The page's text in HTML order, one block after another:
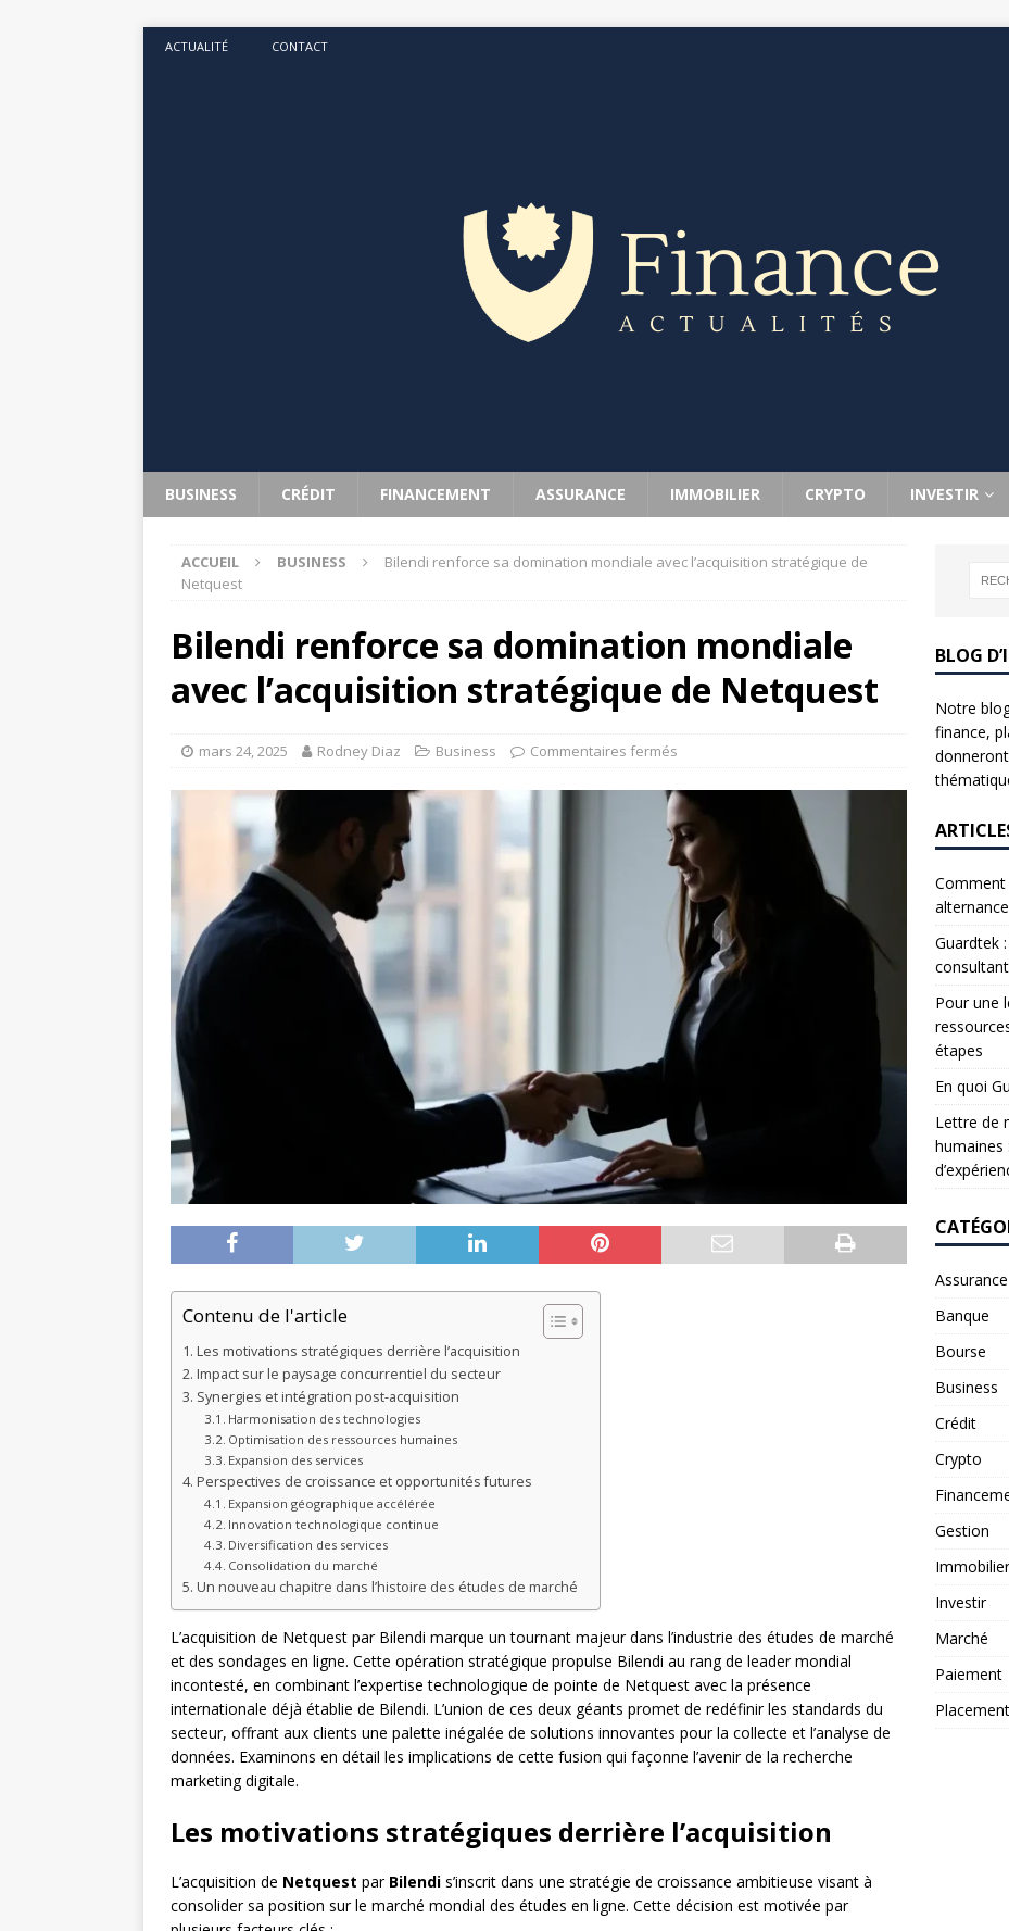
ACTUALITÉ CONTACT
BUSINESS CRÉDIT FINANCEMENT ASSURANCE IMMOBILIER CRYPTO INVESTIR
ACCUEIL BUSINESS
Bilendi renforce sa domination mondiale avec l’acquisition stratégique de
Netquest
Bilendi renforce sa domination mondiale
avec l’acquisition stratégique de Netquest
mars 24, 2025 Rodney Diaz Business Commentaires fermés
Contenu de l'article
Les motivations stratégiques derrière l’acquisition
Impact sur le paysage concurrentiel du secteur
Synergies et intégration post-acquisition
Harmonisation des technologies
Optimisation des ressources humaines
Expansion des services
Perspectives de croissance et opportunités futures
Expansion géographique accélérée
Innovation technologique continue
Diversification des services
Consolidation du marché
Un nouveau chapitre dans l’histoire des études de marché
L’acquisition de Netquest par Bilendi marque un tournant majeur dans l’industrie des études de marché
et des sondages en ligne. Cette opération stratégique propulse Bilendi au rang de leader mondial
incontesté, en combinant l’expertise technologique de pointe de Netquest avec la présence
internationale déjà établie de Bilendi. L’union de ces deux géants promet de redéfinir les standards du
secteur, offrant aux clients une palette inégalée de solutions innovantes pour la collecte et l’analyse de
données. Examinons en détail les implications de cette fusion qui façonne l’avenir de la recherche
marketing digitale.
Les motivations stratégiques derrière l’acquisition
L’acquisition de Netquest par Bilendi s’inscrit dans une stratégie de croissance ambitieuse visant à
consolider sa position sur le marché mondial des études en ligne. Cette décision est motivée par
BLOG
Notre
finance,
Guardtek
Pour une
étapes
En quoi
Lettre de
humaines
Assurance
Banque
Bourse
Business
Crédit
Crypto
Gestion
Immobilier
Investir
Marché
Paiement